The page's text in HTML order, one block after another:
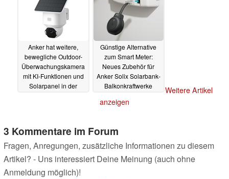
Anker hat weitere,
bewegliche Outdoor-
Überwachungskamera
mit KI-Funktionen und
Solarpanel in der
Günstige Alternative
zum Smart Meter:
Neues Zubehör für
Anker Solix Solarbank-
Balkonkraftwerke
Weitere Artikel
anzeigen
3 Kommentare im Forum
Fragen, Anregungen, zusätzliche Informationen zu diesem
Artikel? - Uns interessiert Deine Meinung (auch ohne
Anmeldung möglich)!